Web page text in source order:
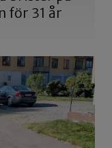
för 31 år